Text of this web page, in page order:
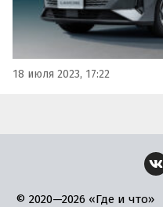
18 июля 2023, 17:22
© 2020—2026 «Где и что»